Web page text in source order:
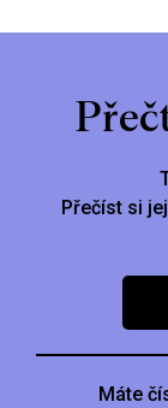
Přečíst si
Máte